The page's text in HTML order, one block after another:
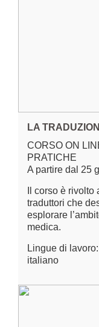
LA
CORSO ON
PRATICHE
A partire dal 25
Il corso è
traduttori che
esplorare
medica.
Lingue di
italiano